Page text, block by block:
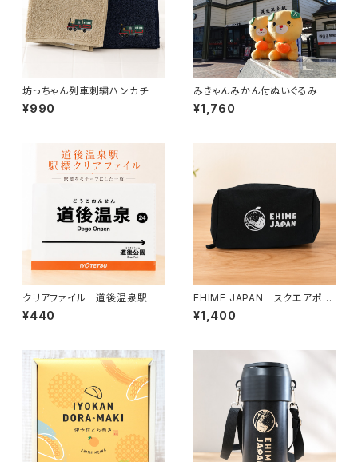
坊っちゃん列車刺繍ハンカチ
¥990
みきゃんみかん付ぬいぐるみ
¥1,760
クリアファイル 道後温泉駅
¥440
EHIME JAPAN スクエアポー
チ
¥1,400